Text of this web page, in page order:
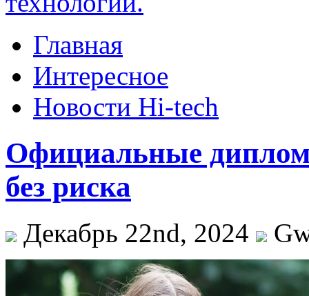
Главная
Интересное
Новости Hi-tech
Официальные
без риска
Декабрь 22nd, 2024